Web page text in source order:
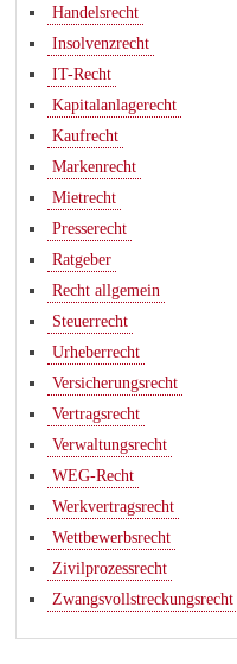
Handelsrecht
Insolvenzrecht
IT-Recht
Kapitalanlagerecht
Kaufrecht
Markenrecht
Mietrecht
Presserecht
Ratgeber
Recht allgemein
Steuerrecht
Urheberrecht
Versicherungsrecht
Vertragsrecht
Verwaltungsrecht
WEG-Recht
Werkvertragsrecht
Wettbewerbsrecht
Zivilprozessrecht
Zwangsvollstreckungsrecht